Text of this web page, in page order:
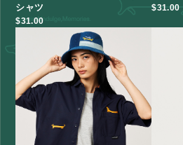
シャツ
$‌31.00
$‌31.00